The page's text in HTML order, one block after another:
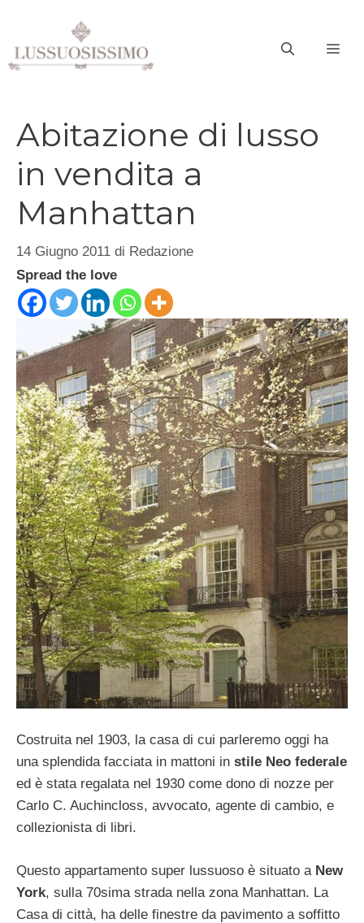
contenuto
Abitazione di lusso
in vendita a
Manhattan
14 Giugno 2011 di Redazione
Spread the love
Costruita nel 1903, la casa di cui parleremo oggi ha
una splendida facciata in mattoni in stile Neo federale
ed è stata regalata nel 1930 come dono di nozze per
Carlo C. Auchincloss, avvocato, agente di cambio, e
collezionista di libri.
Questo appartamento super lussuoso è situato a New
York, sulla 70sima strada nella zona Manhattan. La
Casa di città, ha delle finestre da pavimento a soffitto